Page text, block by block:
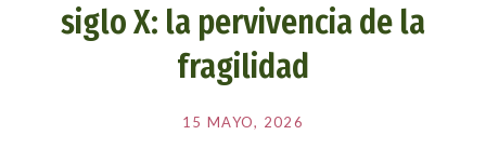
siglo X: la pervivencia de la
fragilidad
Publicado
el15 MAYO, 2026